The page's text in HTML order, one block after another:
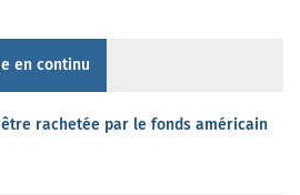
en continu
être rachetée par le fonds américain